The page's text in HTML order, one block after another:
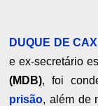
DUQUE DE
e ex-secretário
(MDB), foi
prisão, além de